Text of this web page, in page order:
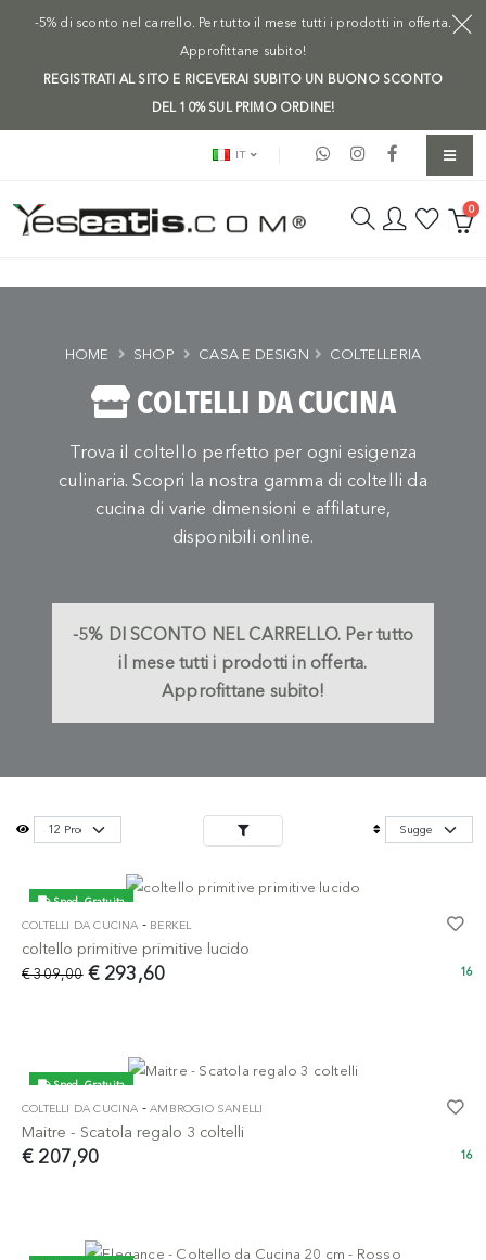
-5% di sconto nel carrello. Per tutto il mese tutti i prodotti in offerta.
Approfittane subito!
REGISTRATI AL SITO E RICEVERAI SUBITO UN BUONO SCONTO
DEL 10% SUL PRIMO ORDINE!
IT
0
COLTELLI DA CUCINA
Trova il coltello perfetto per ogni esigenza
culinaria. Scopri la nostra gamma di coltelli da
cucina di varie dimensioni e affilature,
disponibili online.
-5% DI SCONTO NEL CARRELLO. Per tutto
il mese tutti i prodotti in offerta.
Approfittane subito!
HOME SHOP CASA E DESIGN COLTELLERIA
Sped. Gratuita
-5%
COLTELLI DA CUCINA - BERKEL
coltello primitive primitive lucido
€ 293,60
€ 309,00 16
Sped. Gratuita
COLTELLI DA CUCINA -AMBROGIO SANELLI
Maitre - Scatola regalo 3 coltelli
€ 207,90 16